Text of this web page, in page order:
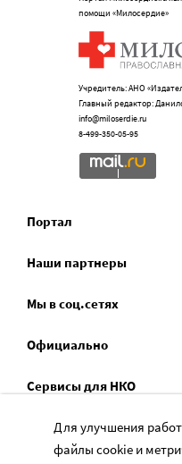
помощи «Милосердие»
Учредитель: АНО
Главный редактор:
info@miloserdie.ru
8-499-350-05-95
Портал
Наши партнеры
Мы в соц.сетях
Официально
Сервисы для НКО
Спецпроекты
Для улучшения
файлы cookie и